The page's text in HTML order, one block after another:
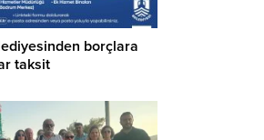
borçlara
taksit